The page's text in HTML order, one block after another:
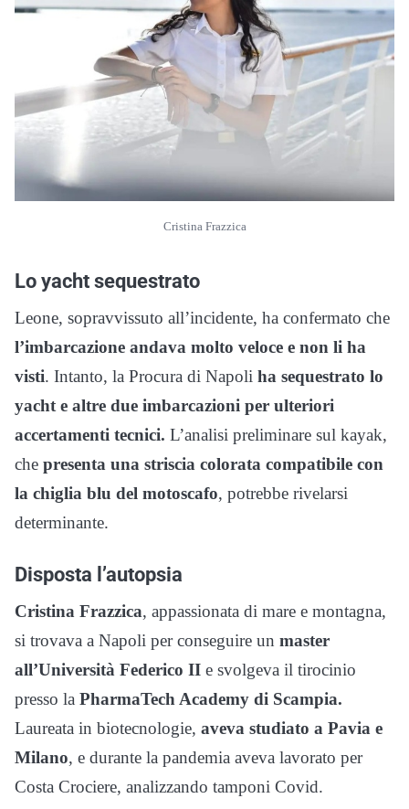
Cristina Frazzica
Lo yacht sequestrato
Leone, sopravvissuto all’incidente, ha confermato che
l’imbarcazione andava molto veloce e non li ha
visti. Intanto, la Procura di Napoli ha sequestrato lo
yacht e altre due imbarcazioni per ulteriori
accertamenti tecnici. L’analisi preliminare sul kayak,
che presenta una striscia colorata compatibile con
la chiglia blu del motoscafo, potrebbe rivelarsi
determinante.
Disposta l’autopsia
Cristina Frazzica, appassionata di mare e montagna,
si trovava a Napoli per conseguire un master
all’Università Federico II e svolgeva il tirocinio
presso la PharmaTech Academy di Scampia.
Laureata in biotecnologie, aveva studiato a Pavia e
Milano, e durante la pandemia aveva lavorato per
Costa Crociere, analizzando tamponi Covid.